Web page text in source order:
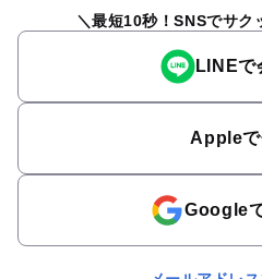
最短10秒！SNSでサク
LINEで
Apple
Google